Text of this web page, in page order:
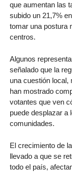
que aumentan las
subido un 21,7%
tomar una postura
centros.
Algunos
señalado que la
una cuestión local,
han mostrado
votantes que ven
puede desplazar a
comunidades.
El crecimiento de
llevado a que se
todo el país,